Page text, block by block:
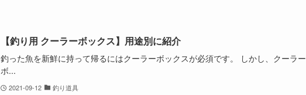
【釣り用 クーラーボックス】用途別に紹介
釣った魚を新鮮に持って帰るにはクーラーボックスが必須です。 しかし、クーラー
ボ...
2021-09-12 釣り道具